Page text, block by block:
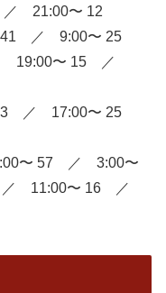
21:00〜 12
41 ／ 9:00〜 25
19:00〜 15 ／
3 ／ 17:00〜 25
〜 57 ／ 3:00〜
11:00〜 16 ／